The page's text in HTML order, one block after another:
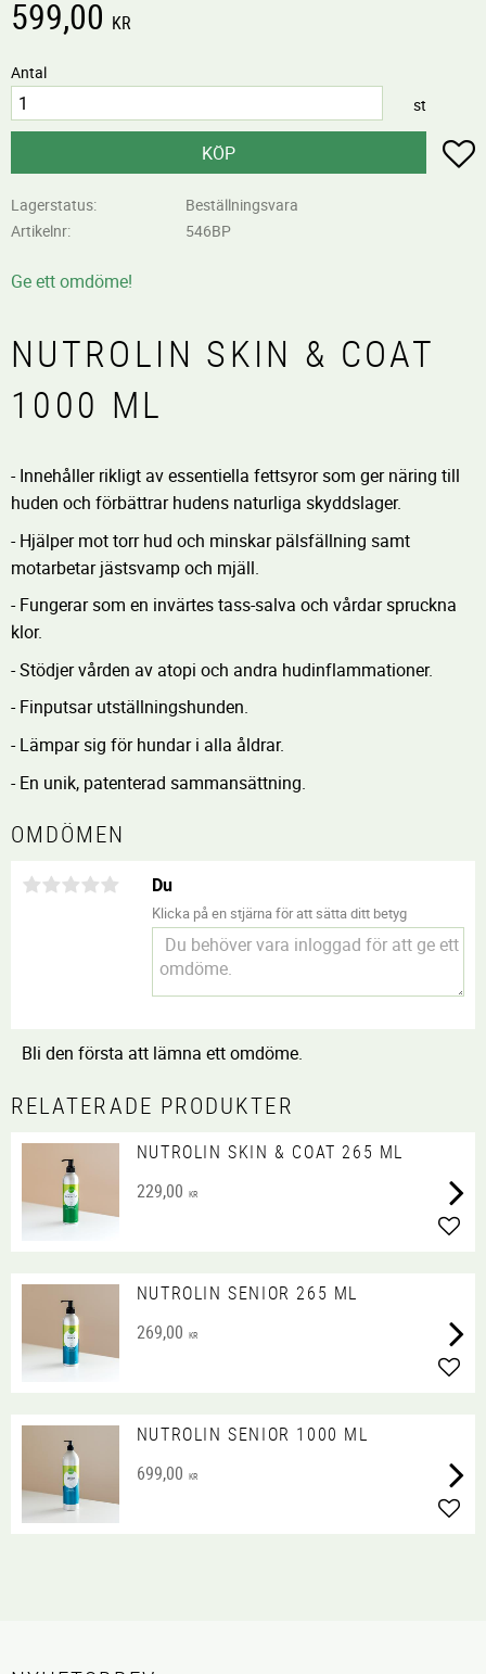
599,00 KR
Antal
st
KÖP
Lagerstatus
Beställningsvara
Artikelnr
546BP
Ge ett omdöme!
NUTROLIN SKIN & COAT
1000 ML
- Innehåller rikligt av essentiella fettsyror som ger näring till
huden och förbättrar hudens naturliga skyddslager.
- Hjälper mot torr hud och minskar pälsfällning samt
motarbetar jästsvamp och mjäll.
- Fungerar som en invärtes tass-salva och vårdar spruckna
klor.
- Stödjer vården av atopi och andra hudinflammationer.
- Finputsar utställningshunden.
- Lämpar sig för hundar i alla åldrar.
- En unik, patenterad sammansättning.
OMDÖMEN
Du
Klicka på en stjärna för att sätta ditt betyg
Bli den första att lämna ett omdöme.
RELATERADE PRODUKTER
NUTROLIN SKIN & COAT 265 ML
229,00 KR
NUTROLIN SENIOR 265 ML
269,00 KR
NUTROLIN SENIOR 1000 ML
699,00 KR